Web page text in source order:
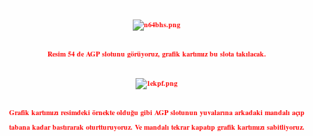
Resim 54 de AGP slotunu görüyoruz, grafik kartımız bu slota takılacak.
Grafik kartımızı resimdeki örnekte olduğu gibi AGP slotunun yuvalarına arkadaki mandalı açıp
tabana kadar bastırarak oturtturuyoruz. Ve mandalı tekrar kapatıp grafik kartımızı sabitliyoruz.